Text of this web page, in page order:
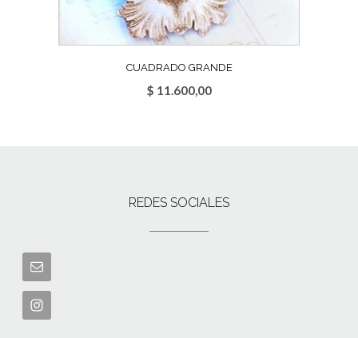
CUADRADO GRANDE
$ 11.600,00
REDES SOCIALES